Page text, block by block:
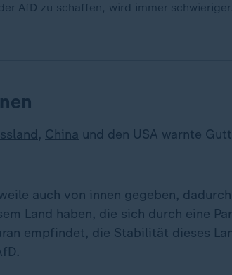
AfD zu schaffen, wird immer schwieriger.
, China und den USA warnte
auch von innen gegeben,
Land haben, die sich durch eine
empfindet, die Stabilität dieses
.